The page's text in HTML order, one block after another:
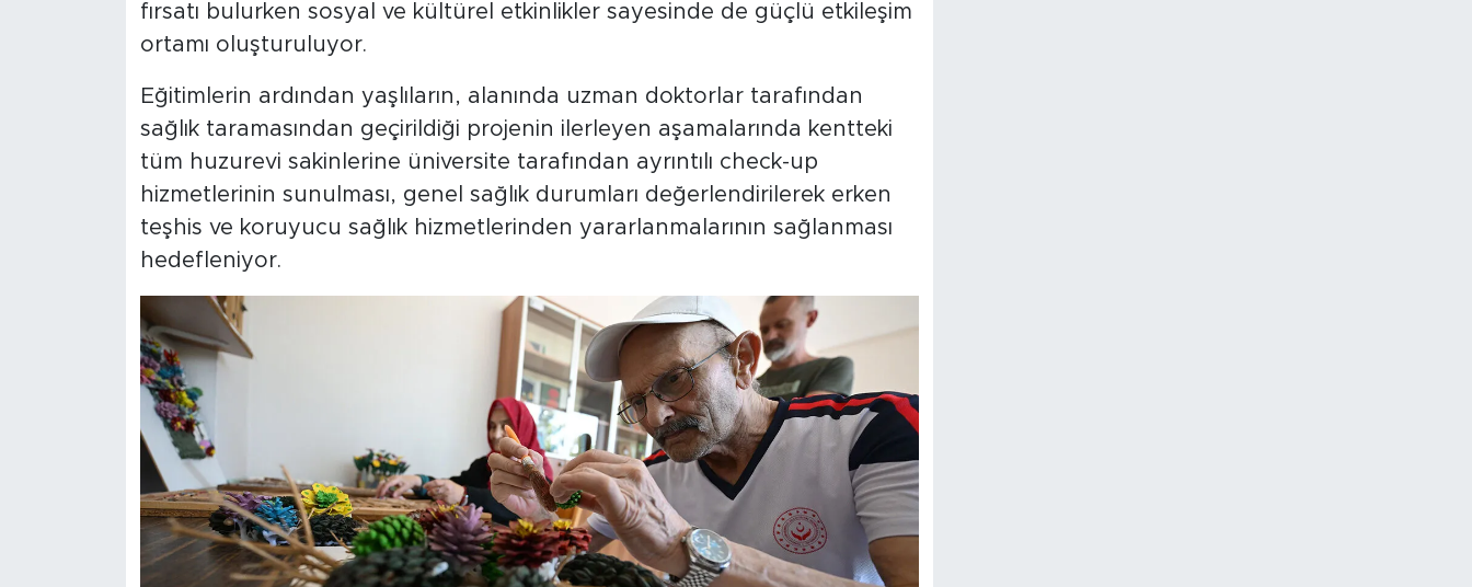
fırsatı bulurken sosyal ve kültürel etkinlikler sayesinde de güçlü etkileşim
ortamı oluşturuluyor.
Eğitimlerin ardından yaşlıların, alanında uzman doktorlar tarafından
sağlık taramasından geçirildiği projenin ilerleyen aşamalarında kentteki
tüm huzurevi sakinlerine üniversite tarafından ayrıntılı check-up
hizmetlerinin sunulması, genel sağlık durumları değerlendirilerek erken
teşhis ve koruyucu sağlık hizmetlerinden yararlanmalarının sağlanması
hedefleniyor.